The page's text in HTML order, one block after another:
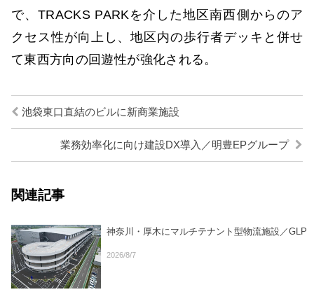
で、TRACKS PARKを介した地区南西側からのア
クセス性が向上し、地区内の歩行者デッキと併せ
て東西方向の回遊性が強化される。
池袋東口直結のビルに新商業施設
業務効率化に向け建設DX導入／明豊EPグループ
関連記事
神奈川・厚木にマルチテナント型物流施設／GLP
2026/8/7